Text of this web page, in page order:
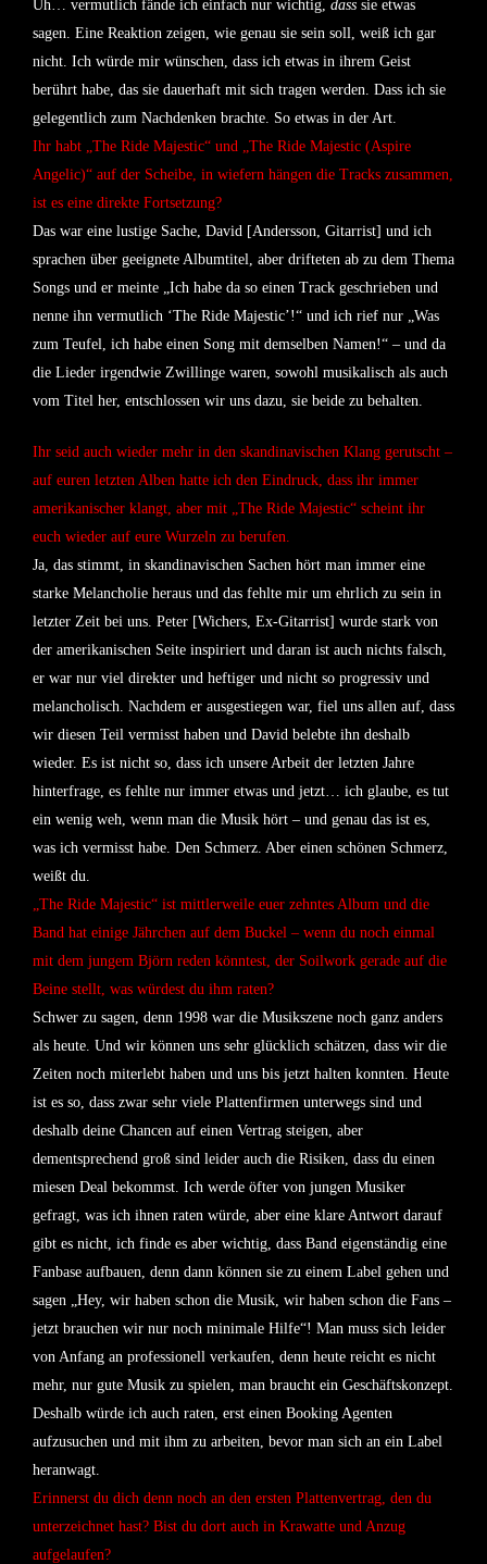
Uh… vermutlich fände ich einfach nur wichtig, dass sie etwas
sagen. Eine Reaktion zeigen, wie genau sie sein soll, weiß ich gar
nicht. Ich würde mir wünschen, dass ich etwas in ihrem Geist
berührt habe, das sie dauerhaft mit sich tragen werden. Dass ich sie
gelegentlich zum Nachdenken brachte. So etwas in der Art.
Ihr habt „The Ride Majestic“ und „The Ride Majestic (Aspire
Angelic)“ auf der Scheibe, in wiefern hängen die Tracks zusammen,
ist es eine direkte Fortsetzung?
Das war eine lustige Sache, David [Andersson, Gitarrist] und ich
sprachen über geeignete Albumtitel, aber drifteten ab zu dem Thema
Songs und er meinte „Ich habe da so einen Track geschrieben und
nenne ihn vermutlich ‘The Ride Majestic’!“ und ich rief nur „Was
zum Teufel, ich habe einen Song mit demselben Namen!“ – und da
die Lieder irgendwie Zwillinge waren, sowohl musikalisch als auch
vom Titel her, entschlossen wir uns dazu, sie beide zu behalten.
Ihr seid auch wieder mehr in den skandinavischen Klang gerutscht –
auf euren letzten Alben hatte ich den Eindruck, dass ihr immer
amerikanischer klangt, aber mit „The Ride Majestic“ scheint ihr
euch wieder auf eure Wurzeln zu berufen.
Ja, das stimmt, in skandinavischen Sachen hört man immer eine
starke Melancholie heraus und das fehlte mir um ehrlich zu sein in
letzter Zeit bei uns. Peter [Wichers, Ex-Gitarrist] wurde stark von
der amerikanischen Seite inspiriert und daran ist auch nichts falsch,
er war nur viel direkter und heftiger und nicht so progressiv und
melancholisch. Nachdem er ausgestiegen war, fiel uns allen auf, dass
wir diesen Teil vermisst haben und David belebte ihn deshalb
wieder. Es ist nicht so, dass ich unsere Arbeit der letzten Jahre
hinterfrage, es fehlte nur immer etwas und jetzt… ich glaube, es tut
ein wenig weh, wenn man die Musik hört – und genau das ist es,
was ich vermisst habe. Den Schmerz. Aber einen schönen Schmerz,
weißt du.
„The Ride Majestic“ ist mittlerweile euer zehntes Album und die
Band hat einige Jährchen auf dem Buckel – wenn du noch einmal
mit dem jungem Björn reden könntest, der Soilwork gerade auf die
Beine stellt, was würdest du ihm raten?
Schwer zu sagen, denn 1998 war die Musikszene noch ganz anders
als heute. Und wir können uns sehr glücklich schätzen, dass wir die
Zeiten noch miterlebt haben und uns bis jetzt halten konnten. Heute
ist es so, dass zwar sehr viele Plattenfirmen unterwegs sind und
deshalb deine Chancen auf einen Vertrag steigen, aber
dementsprechend groß sind leider auch die Risiken, dass du einen
miesen Deal bekommst. Ich werde öfter von jungen Musiker
gefragt, was ich ihnen raten würde, aber eine klare Antwort darauf
gibt es nicht, ich finde es aber wichtig, dass Band eigenständig eine
Fanbase aufbauen, denn dann können sie zu einem Label gehen und
sagen „Hey, wir haben schon die Musik, wir haben schon die Fans –
jetzt brauchen wir nur noch minimale Hilfe“! Man muss sich leider
von Anfang an professionell verkaufen, denn heute reicht es nicht
mehr, nur gute Musik zu spielen, man braucht ein Geschäftskonzept.
Deshalb würde ich auch raten, erst einen Booking Agenten
aufzusuchen und mit ihm zu arbeiten, bevor man sich an ein Label
heranwagt.
Erinnerst du dich denn noch an den ersten Plattenvertrag, den du
unterzeichnet hast? Bist du dort auch in Krawatte und Anzug
aufgelaufen?